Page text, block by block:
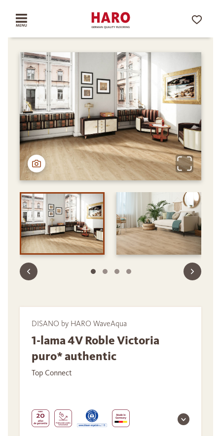
DISANO by HARO WaveAqua
1-lama 4V Roble Victoria
puro* authentic
Top Connect